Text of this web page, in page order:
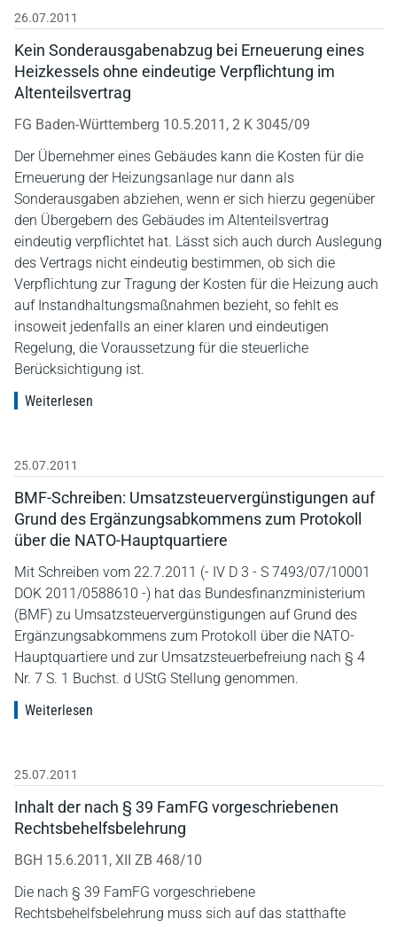
26.07.2011
Kein Sonderausgabenabzug bei Erneuerung eines
Heizkessels ohne eindeutige Verpflichtung im
Altenteilsvertrag
FG Baden-Württemberg 10.5.2011, 2 K 3045/09
Der Übernehmer eines Gebäudes kann die Kosten für die
Erneuerung der Heizungsanlage nur dann als
Sonderausgaben abziehen, wenn er sich hierzu gegenüber
den Übergebern des Gebäudes im Altenteilsvertrag
eindeutig verpflichtet hat. Lässt sich auch durch Auslegung
des Vertrags nicht eindeutig bestimmen, ob sich die
Verpflichtung zur Tragung der Kosten für die Heizung auch
auf Instandhaltungsmaßnahmen bezieht, so fehlt es
insoweit jedenfalls an einer klaren und eindeutigen
Regelung, die Voraussetzung für die steuerliche
Berücksichtigung ist.
Weiterlesen
25.07.2011
BMF-Schreiben: Umsatzsteuervergünstigungen auf
Grund des Ergänzungsabkommens zum Protokoll
über die NATO-Hauptquartiere
Mit Schreiben vom 22.7.2011 (- IV D 3 - S 7493/07/10001
DOK 2011/0588610 -) hat das Bundesfinanzministerium
(BMF) zu Umsatzsteuervergünstigungen auf Grund des
Ergänzungsabkommens zum Protokoll über die NATO-
Hauptquartiere und zur Umsatzsteuerbefreiung nach § 4
Nr. 7 S. 1 Buchst. d UStG Stellung genommen.
Weiterlesen
25.07.2011
Inhalt der nach § 39 FamFG vorgeschriebenen
Rechtsbehelfsbelehrung
BGH 15.6.2011, XII ZB 468/10
Die nach § 39 FamFG vorgeschriebene
Rechtsbehelfsbelehrung muss sich auf das statthafte